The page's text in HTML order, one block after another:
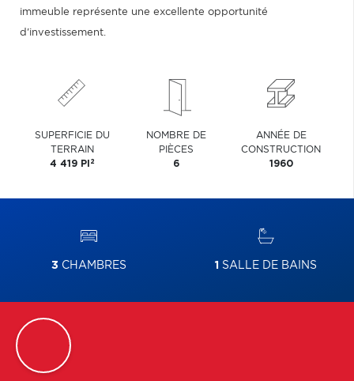
immeuble représente une excellente opportunité
d'investissement.
SUPERFICIE DU
TERRAIN
4 419 PI 2
NOMBRE DE
PIÈCES
6
ANNÉE DE
CONSTRUCTION
1960
3 CHAMBRES 1 SALLE DE BAINS